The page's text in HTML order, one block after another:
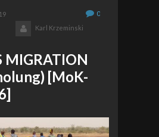
0
Karl Krzeminski
MIGRATION
[MoK-